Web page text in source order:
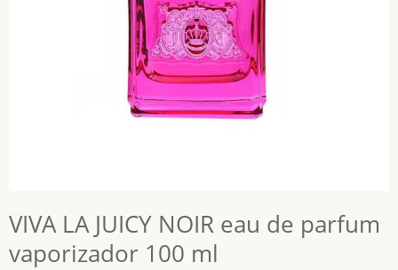
VIVA LA JUICY NOIR eau de parfum
vaporizador 100 ml